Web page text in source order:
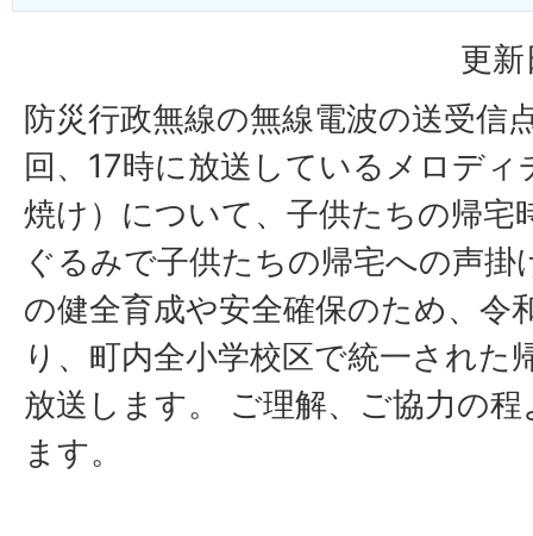
更
防災行政無線の無線電波の送受信
回、17時に放送しているメロデ
焼け）について、子供たちの帰宅
ぐるみで子供たちの帰宅への声掛
の健全育成や安全確保のため、令
り、町内全小学校区で統一された
放送します。 ご理解、ご協力の
ます。